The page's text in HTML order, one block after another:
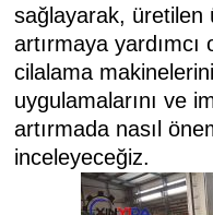
sağlayarak, üretilen
artırmaya
cilalama
uygulamalarını ve
artırmada nasıl
inceleyeceğiz.